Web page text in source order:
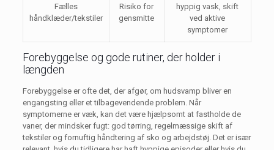
Fælles
håndklæder/tekstiler
Risiko for
gensmitte
hyppig vask, skift
ved aktive
symptomer
Forebyggelse og gode rutiner, der holder i
længden
Forebyggelse er ofte det, der afgør, om hudsvamp bliver en
engangsting eller et tilbagevendende problem. Når
symptomerne er væk, kan det være hjælpsomt at fastholde de
vaner, der mindsker fugt: god tørring, regelmæssige skift af
tekstiler og fornuftig håndtering af sko og arbejdstøj. Det er især